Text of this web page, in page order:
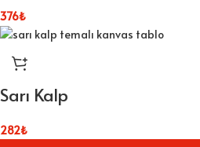
376₺
Sarı Kalp
282₺